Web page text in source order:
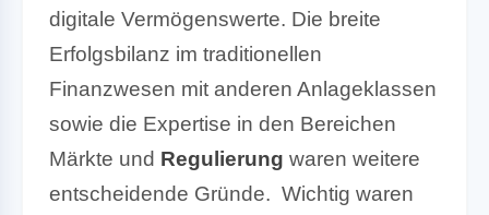
digitale Vermögenswerte. Die breite
Erfolgsbilanz im traditionellen
Finanzwesen mit anderen Anlageklassen
sowie die Expertise in den Bereichen
Märkte und Regulierung waren weitere
entscheidende Gründe. Wichtig waren